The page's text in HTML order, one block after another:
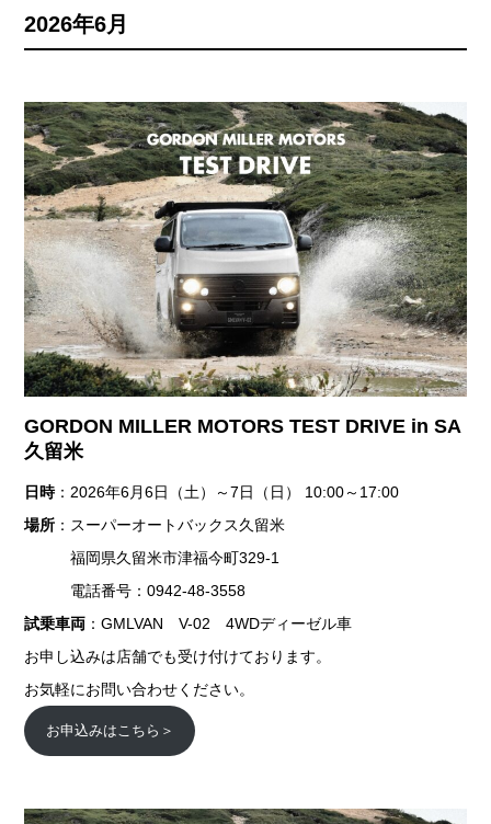
2026年6月
GORDON MILLER MOTORS TEST DRIVE in SA
久留米
日時：2026年6月6日（土）～7日（日） 10:00～17:00
場所 ：スーパーオートバックス久留米
福岡県久留米市津福今町329-1
電話番号：0942-48-3558
試乗車両 ：GMLVAN V-02 4WDディーゼル車
お申し込みは店舗でも受け付けております。
お気軽にお問い合わせください。
お申込みはこちら＞